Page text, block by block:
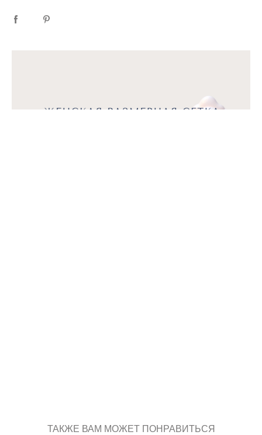
ТАКЖЕ ВАМ МОЖЕТ ПОНРАВИТЬСЯ